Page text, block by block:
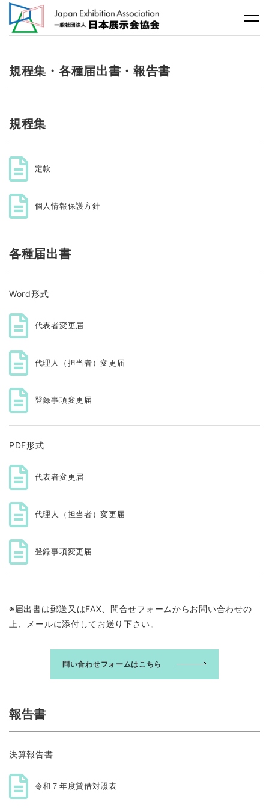
規程集・各種届出書・報告書
規程集
定款
個人情報保護方針
各種届出書
Word形式
代表者変更届
代理人（担当者）変更届
登録事項変更届
PDF形式
代表者変更届
代理人（担当者）変更届
登録事項変更届
※届出書は郵送又はFAX、問合せフォームからお問い合わせの
上、メールに添付してお送り下さい。
問い合わせフォームはこちら
報告書
決算報告書
令和７年度貸借対照表